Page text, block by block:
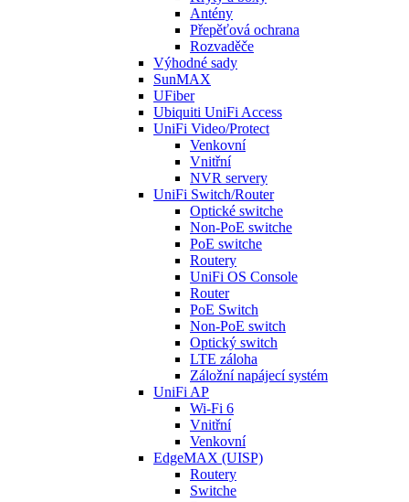
Antény
Přepěťová ochrana
Rozvaděče
Výhodné sady
SunMAX
UFiber
Ubiquiti UniFi Access
UniFi Video/Protect
Venkovní
Vnitřní
NVR servery
UniFi Switch/Router
Optické switche
Non-PoE switche
PoE switche
Routery
UniFi OS Console
Router
PoE Switch
Non-PoE switch
Optický switch
LTE záloha
Záložní napájecí systém
UniFi AP
Wi-Fi 6
Vnitřní
Venkovní
EdgeMAX (UISP)
Routery
Switche